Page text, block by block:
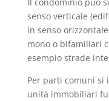
senso verticale
in senso
mono o bifamiliari
esempio strade
Per parti comuni
unità immobiliari